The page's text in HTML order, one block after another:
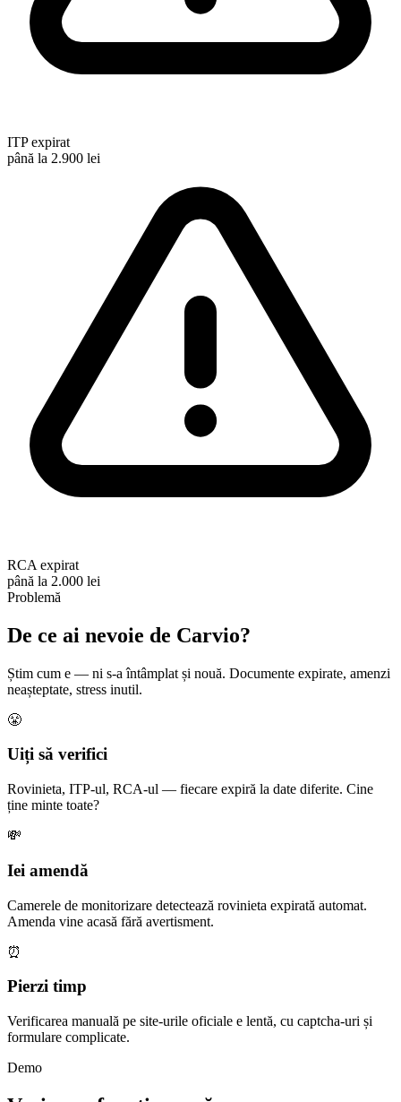
ITP expirat
până la 2.900 lei
RCA expirat
până la 2.000 lei
Problemă
De ce ai nevoie de Carvio?
Știm cum e — ni s-a întâmplat și nouă. Documente expirate, amenzi
neașteptate, stress inutil.
😤
Uiți să verifici
Rovinieta, ITP-ul, RCA-ul — fiecare expiră la date diferite. Cine
ține minte toate?
💸
Iei amendă
Camerele de monitorizare detectează rovinieta expirată automat.
Amenda vine acasă fără avertisment.
⏰
Pierzi timp
Verificarea manuală pe site-urile oficiale e lentă, cu captcha-uri și
formulare complicate.
Demo